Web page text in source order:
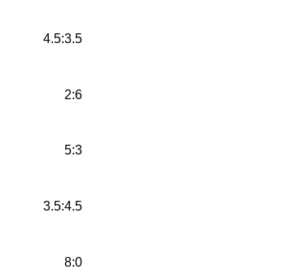
4.5:3.5
2:6
5:3
3.5:4.5
8:0